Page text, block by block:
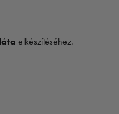
elkészítéséhez.